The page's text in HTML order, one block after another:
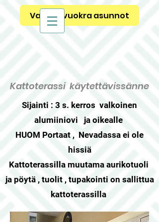
Vapaat vuokra asunnot
Kattoterassi käytettävissänne
Sijainti : 3 s. kerros valkoinen
alumiiniovi ja oikealle
HUOM Portaat , Nevadassa ei ole
hissiä
Kattoterassilla muutama aurikotuoli
ja pöytä , tuolit , tupakointi on sallittua
kattoterassilla